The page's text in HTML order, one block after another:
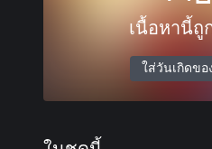
เนื้อหานี้ถู
ใส่วันเกิดข